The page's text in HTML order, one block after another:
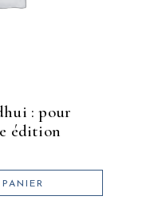
édition